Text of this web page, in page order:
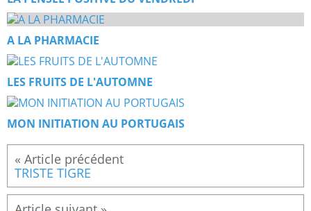
A LA PHARMACIE
LES FRUITS DE L'AUTOMNE
MON INITIATION AU PORTUGAIS
TRISTE TIGRE